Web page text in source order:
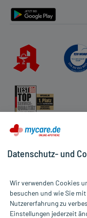
Alle Preise gelten inkl.
Informationen auf dieser
Datenschutz- und
Wir verwenden Cookies
besuchen und wie Sie
Nutzererfahrung zu
Einstellungen jederzeit